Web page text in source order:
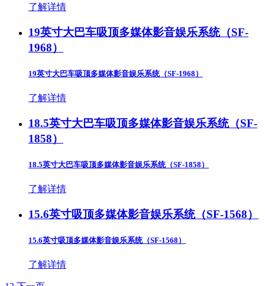
了解详情
19英寸大巴车吸顶多媒体影音娱乐系统（SF-
1968）
19英寸大巴车吸顶多媒体影音娱乐系统（SF-1968）
了解详情
18.5英寸大巴车吸顶多媒体影音娱乐系统（SF-
1858）
18.5英寸大巴车吸顶多媒体影音娱乐系统（SF-1858）
了解详情
15.6英寸吸顶多媒体影音娱乐系统（SF-1568）
15.6英寸吸顶多媒体影音娱乐系统（SF-1568）
了解详情